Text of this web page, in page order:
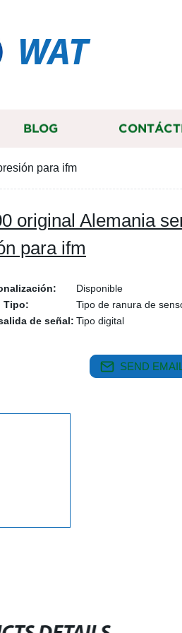
WAT
BLOG
para ifm
original Alemania
para ifm
Disponible
Tipo:
Tipo de ranura de
de señal: Tipo digital
SEND